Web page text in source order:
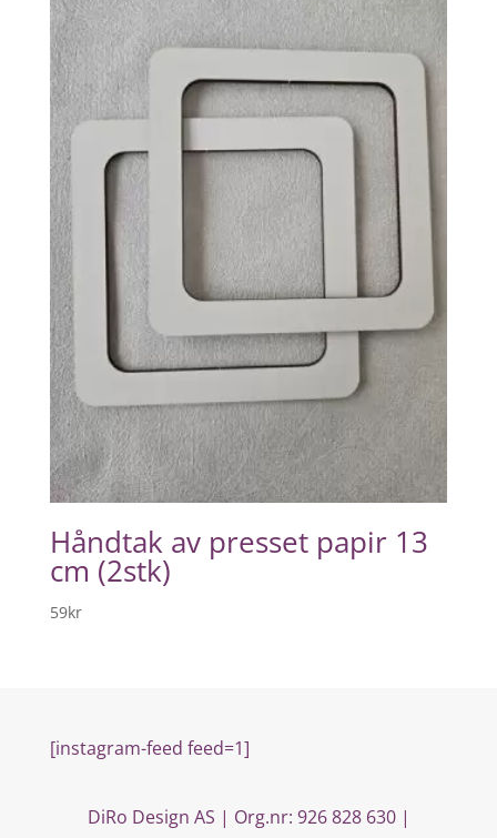
Håndtak av presset papir 13
cm (2stk)
59kr
[instagram-feed feed=1]
DiRo Design AS | Org.nr: 926 828 630 |